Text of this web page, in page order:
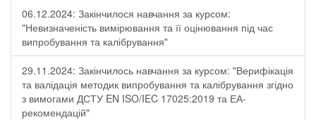
06.12.2024: Закінчилося навчання за курсом:
"Невизначеність вимірювання та її оцінювання під час
випробування та калібрування"
29.11.2024: Закінчилось навчання за курсом: "Верифікація
та валідація методик випробування та калібрування згідно
з вимогами ДСТУ EN ISO/IEC 17025:2019 та ЕА-
рекомендацій"